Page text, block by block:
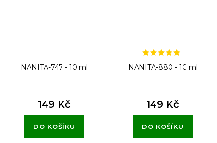
NANITA-747 - 10 ml
149 Kč
DO KOŠÍKU
NANITA-880 - 10 ml
149 Kč
DO KOŠÍKU